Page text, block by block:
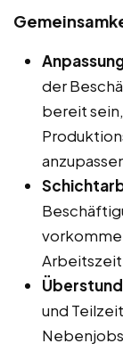
der
bereit
und